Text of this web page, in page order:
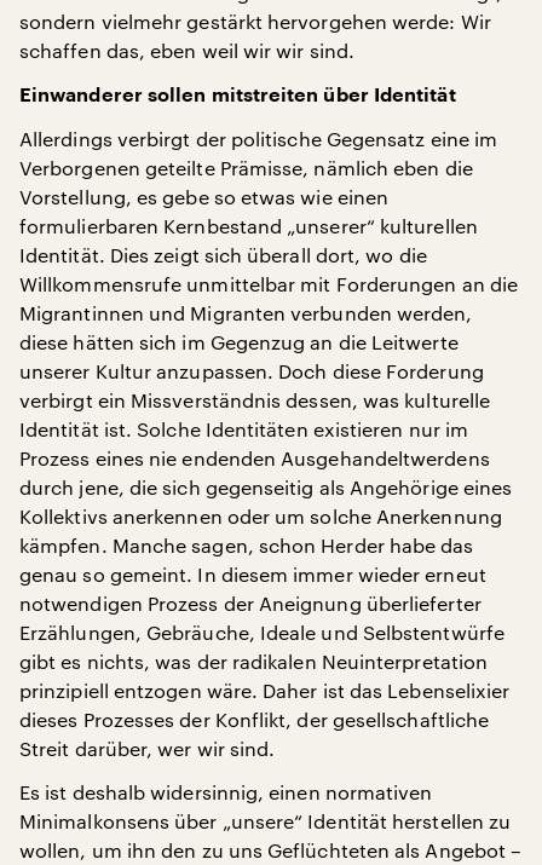
sondern vielmehr gestärkt hervorgehen werde: Wir
schaffen das, eben weil wir wir sind.
Einwanderer sollen mitstreiten über Identität
Allerdings verbirgt der politische Gegensatz eine im
Verborgenen geteilte Prämisse, nämlich eben die
Vorstellung, es gebe so etwas wie einen
formulierbaren Kernbestand „unserer“ kulturellen
Identität. Dies zeigt sich überall dort, wo die
Willkommensrufe unmittelbar mit Forderungen an die
Migrantinnen und Migranten verbunden werden,
diese hätten sich im Gegenzug an die Leitwerte
unserer Kultur anzupassen. Doch diese Forderung
verbirgt ein Missverständnis dessen, was kulturelle
Identität ist. Solche Identitäten existieren nur im
Prozess eines nie endenden Ausgehandeltwerdens
durch jene, die sich gegenseitig als Angehörige eines
Kollektivs anerkennen oder um solche Anerkennung
kämpfen. Manche sagen, schon Herder habe das
genau so gemeint. In diesem immer wieder erneut
notwendigen Prozess der Aneignung überlieferter
Erzählungen, Gebräuche, Ideale und Selbstentwürfe
gibt es nichts, was der radikalen Neuinterpretation
prinzipiell entzogen wäre. Daher ist das Lebenselixier
dieses Prozesses der Konflikt, der gesellschaftliche
Streit darüber, wer wir sind.
Es ist deshalb widersinnig, einen normativen
Minimalkonsens über „unsere“ Identität herstellen zu
wollen, um ihn den zu uns Geflüchteten als Angebot –